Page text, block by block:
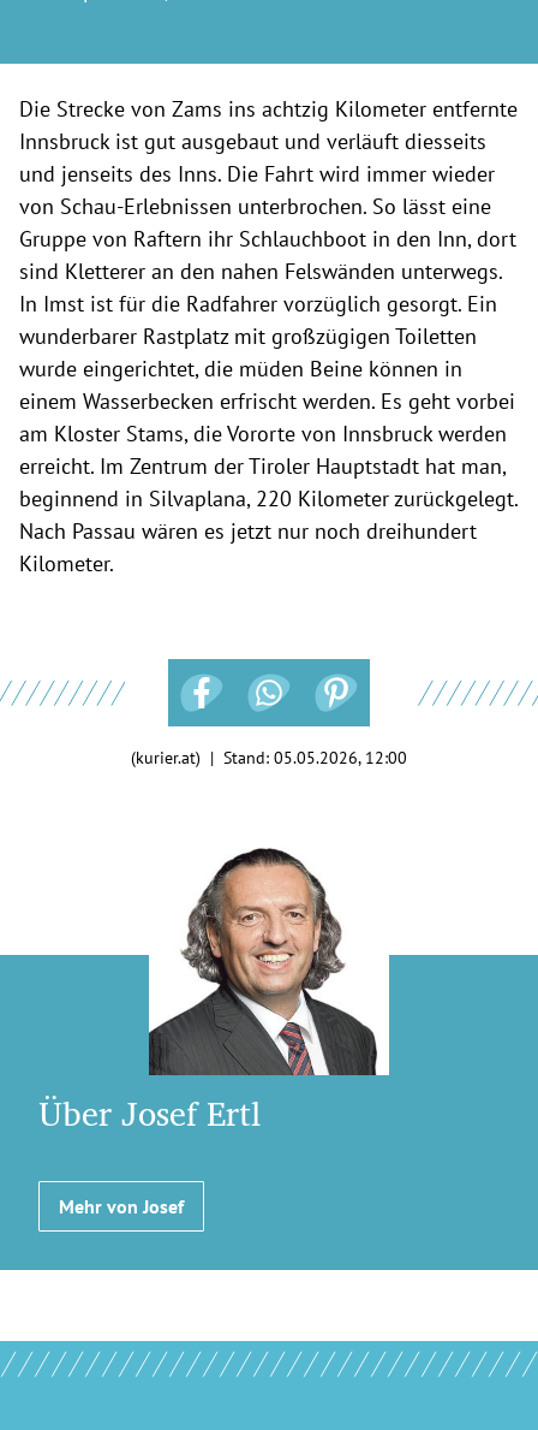
Die Strecke von Zams ins achtzig Kilometer entfernte
Innsbruck ist gut ausgebaut und verläuft diesseits
und jenseits des Inns. Die Fahrt wird immer wieder
von Schau-Erlebnissen unterbrochen. So lässt eine
Gruppe von Raftern ihr Schlauchboot in den Inn, dort
sind Kletterer an den nahen Felswänden unterwegs.
In Imst ist für die Radfahrer vorzüglich gesorgt. Ein
wunderbarer Rastplatz mit großzügigen Toiletten
wurde eingerichtet, die müden Beine können in
einem Wasserbecken erfrischt werden. Es geht vorbei
am Kloster Stams, die Vororte von Innsbruck werden
erreicht. Im Zentrum der Tiroler Hauptstadt hat man,
beginnend in Silvaplana, 220 Kilometer zurückgelegt.
Nach Passau wären es jetzt nur noch dreihundert
Kilometer.
(kurier.at) | Stand: 05.05.2026, 12:00
Über Josef Ertl
Mehr von Josef